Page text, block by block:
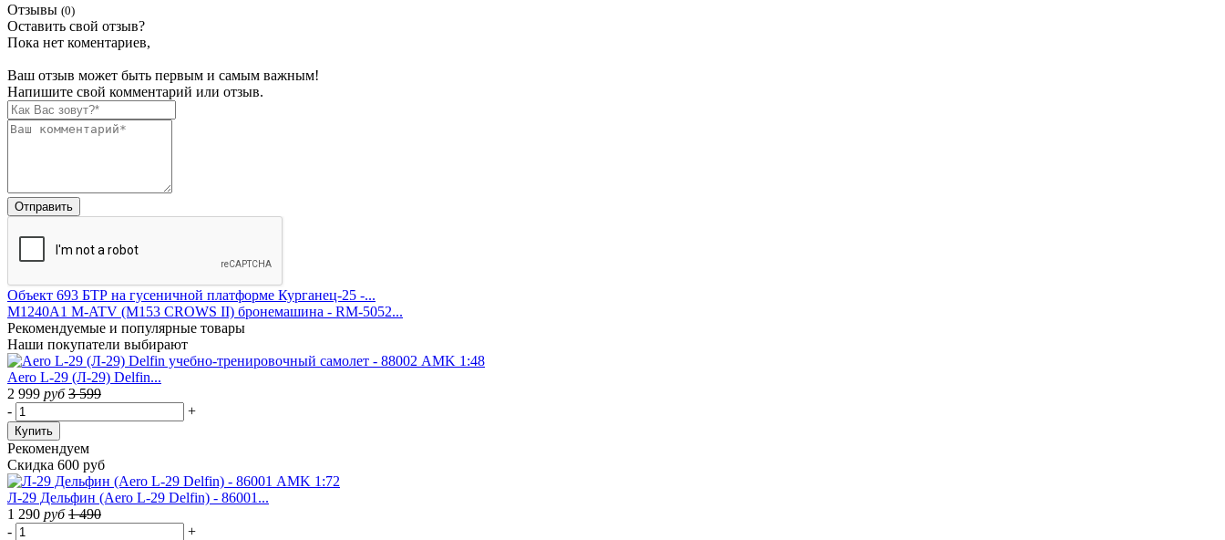
Отзывы (0)
Оставить свой отзыв?
Пока нет коментариев,
Ваш отзыв может быть первым и самым важным!
Напишите свой комментарий или отзыв.
Объект 693 БТР на гусеничной платформе Курганец-25 -...
M1240A1 M-ATV (M153 CROWS II) бронемашина - RM-5052...
Рекомендуемые и популярные товары
Наши покупатели выбирают
Aero L-29 (Л-29) Delfin...
2 999 руб 3 599
-
+
Купить
Рекомендуем
Скидка 600 руб
Л-29 Дельфин (Aero L-29 Delfin) - 86001...
1 290 руб 1 490
-
+